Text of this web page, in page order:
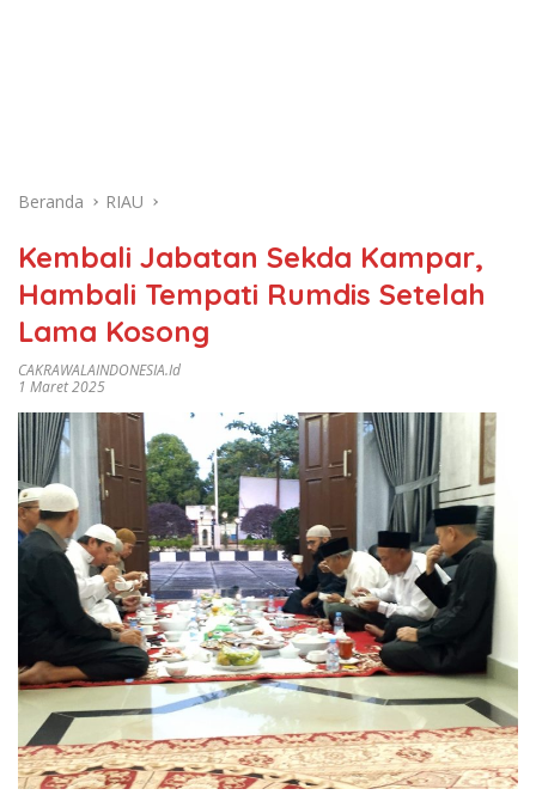
Beranda RIAU
Kembali Jabatan Sekda Kampar,
Hambali Tempati Rumdis Setelah
Lama Kosong
CAKRAWALAINDONESIA.id
1 Maret 2025